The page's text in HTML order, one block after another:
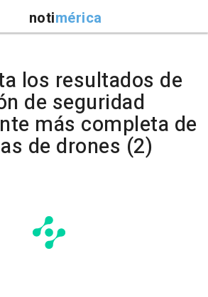
notimérica
los resultados de
de seguridad
más completa de
de drones (2)